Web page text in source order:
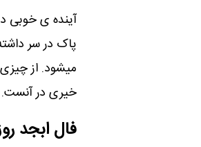
آینده ی خوبی
پاک در سر
میشود. از
خیری در آنست.
فال ابجد